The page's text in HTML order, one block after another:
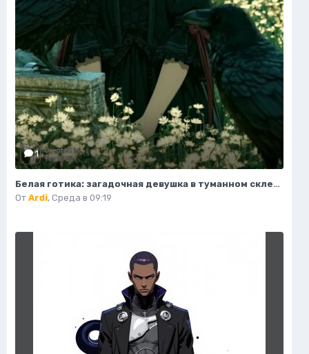
1
Белая готика: загадочная девушка в туманном склепе под полной луной. Нейронная сеть Midjourney
От Ardi, Среда в 09:19